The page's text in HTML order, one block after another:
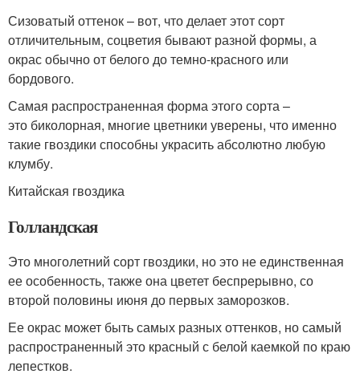
Сизоватый оттенок – вот, что делает этот сорт
отличительным, соцветия бывают разной формы, а
окрас обычно от белого до темно-красного или
бордового.
Самая распространенная форма этого сорта –
это биколорная, многие цветники уверены, что именно
такие гвоздики способны украсить абсолютно любую
клумбу.
Китайская гвоздика
Голландская
Это многолетний сорт гвоздики, но это не единственная
ее особенность, также она цветет беспрерывно, со
второй половины июня до первых заморозков.
Ее окрас может быть самых разных оттенков, но самый
распространенный это красный с белой каемкой по краю
лепестков.